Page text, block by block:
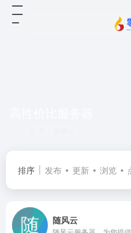
排序 发布 更新 浏览
随风云